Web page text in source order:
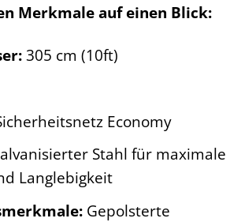
Merkmale auf einen Blick:
305 cm (10ft)
Economy
Stahl für maximale
Langlebigkeit
Gepolsterte